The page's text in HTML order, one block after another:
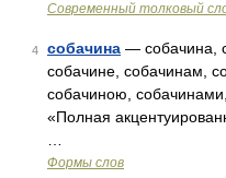
Современный толковый
4 собачина — собачина,
собачине, собачинам,
собачиною,
«Полная
Формы слов